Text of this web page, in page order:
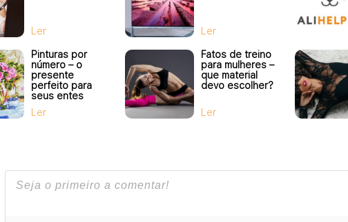
Ler Ler
Pinturas por
número – o
presente
perfeito para
seus entes
queridos
Ler
Fatos de treino
para mulheres –
que material
devo escolher?
Ler